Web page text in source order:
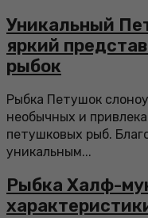
Уникальный
яркий
рыбок
Рыбка Петушок
необычных и
петушковых рыб.
уникальным...
Рыбка Халф-